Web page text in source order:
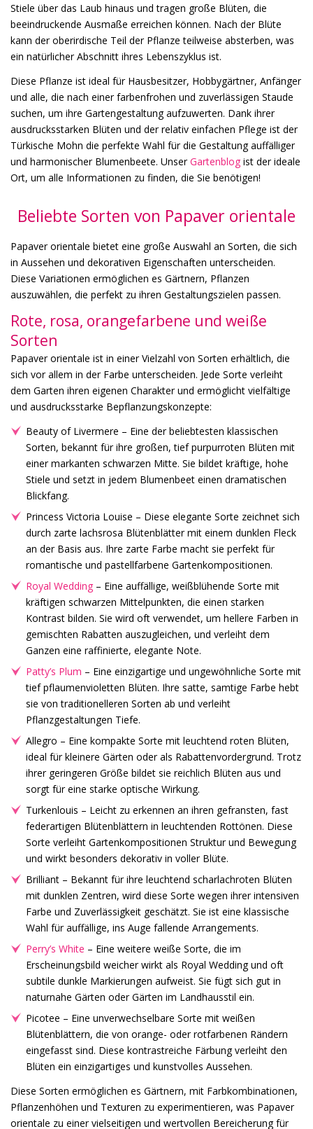
Stiele über das Laub hinaus und tragen große Blüten, die
beeindruckende Ausmaße erreichen können. Nach der Blüte
kann der oberirdische Teil der Pflanze teilweise absterben, was
ein natürlicher Abschnitt ihres Lebenszyklus ist.
Diese Pflanze ist ideal für Hausbesitzer, Hobbygärtner, Anfänger
und alle, die nach einer farbenfrohen und zuverlässigen Staude
suchen, um ihre Gartengestaltung aufzuwerten. Dank ihrer
ausdrucksstarken Blüten und der relativ einfachen Pflege ist der
Türkische Mohn die perfekte Wahl für die Gestaltung auffälliger
und harmonischer Blumenbeete. UnserGartenblog ist der ideale
Ort, um alle Informationen zu finden, die Sie benötigen!
Beliebte Sorten von Papaver orientale
Papaver orientale bietet eine große Auswahl an Sorten, die sich
in Aussehen und dekorativen Eigenschaften unterscheiden.
Diese Variationen ermöglichen es Gärtnern, Pflanzen
auszuwählen, die perfekt zu ihren Gestaltungszielen passen.
Rote, rosa, orangefarbene und weiße
Sorten
Papaver orientale ist in einer Vielzahl von Sorten erhältlich, die
sich vor allem in der Farbe unterscheiden. Jede Sorte verleiht
dem Garten ihren eigenen Charakter und ermöglicht vielfältige
und ausdrucksstarke Bepflanzungskonzepte:
Beauty of Livermere – Eine der beliebtesten klassischen
Sorten, bekannt für ihre großen, tief purpurroten Blüten mit
einer markanten schwarzen Mitte. Sie bildet kräftige, hohe
Stiele und setzt in jedem Blumenbeet einen dramatischen
Blickfang.
Princess Victoria Louise – Diese elegante Sorte zeichnet sich
durch zarte lachsrosa Blütenblätter mit einem dunklen Fleck
an der Basis aus. Ihre zarte Farbe macht sie perfekt für
romantische und pastellfarbene Gartenkompositionen.
Royal Wedding – Eine auffällige, weißblühende Sorte mit
kräftigen schwarzen Mittelpunkten, die einen starken
Kontrast bilden. Sie wird oft verwendet, um hellere Farben in
gemischten Rabatten auszugleichen, und verleiht dem
Ganzen eine raffinierte, elegante Note.
Patty’s Plum – Eine einzigartige und ungewöhnliche Sorte mit
tief pflaumenvioletten Blüten. Ihre satte, samtige Farbe hebt
sie von traditionelleren Sorten ab und verleiht
Pflanzgestaltungen Tiefe.
Allegro – Eine kompakte Sorte mit leuchtend roten Blüten,
ideal für kleinere Gärten oder als Rabattenvordergrund. Trotz
ihrer geringeren Größe bildet sie reichlich Blüten aus und
sorgt für eine starke optische Wirkung.
Turkenlouis – Leicht zu erkennen an ihren gefransten, fast
federartigen Blütenblättern in leuchtenden Rottönen. Diese
Sorte verleiht Gartenkompositionen Struktur und Bewegung
und wirkt besonders dekorativ in voller Blüte.
Brilliant – Bekannt für ihre leuchtend scharlachroten Blüten
mit dunklen Zentren, wird diese Sorte wegen ihrer intensiven
Farbe und Zuverlässigkeit geschätzt. Sie ist eine klassische
Wahl für auffällige, ins Auge fallende Arrangements.
Perry’s White – Eine weitere weiße Sorte, die im
Erscheinungsbild weicher wirkt als Royal Wedding und oft
subtile dunkle Markierungen aufweist. Sie fügt sich gut in
naturnahe Gärten oder Gärten im Landhausstil ein.
Picotee – Eine unverwechselbare Sorte mit weißen
Blütenblättern, die von orange- oder rotfarbenen Rändern
eingefasst sind. Diese kontrastreiche Färbung verleiht den
Blüten ein einzigartiges und kunstvolles Aussehen.
Diese Sorten ermöglichen es Gärtnern, mit Farbkombinationen,
Pflanzenhöhen und Texturen zu experimentieren, was Papaver
orientale zu einer vielseitigen und wertvollen Bereicherung für